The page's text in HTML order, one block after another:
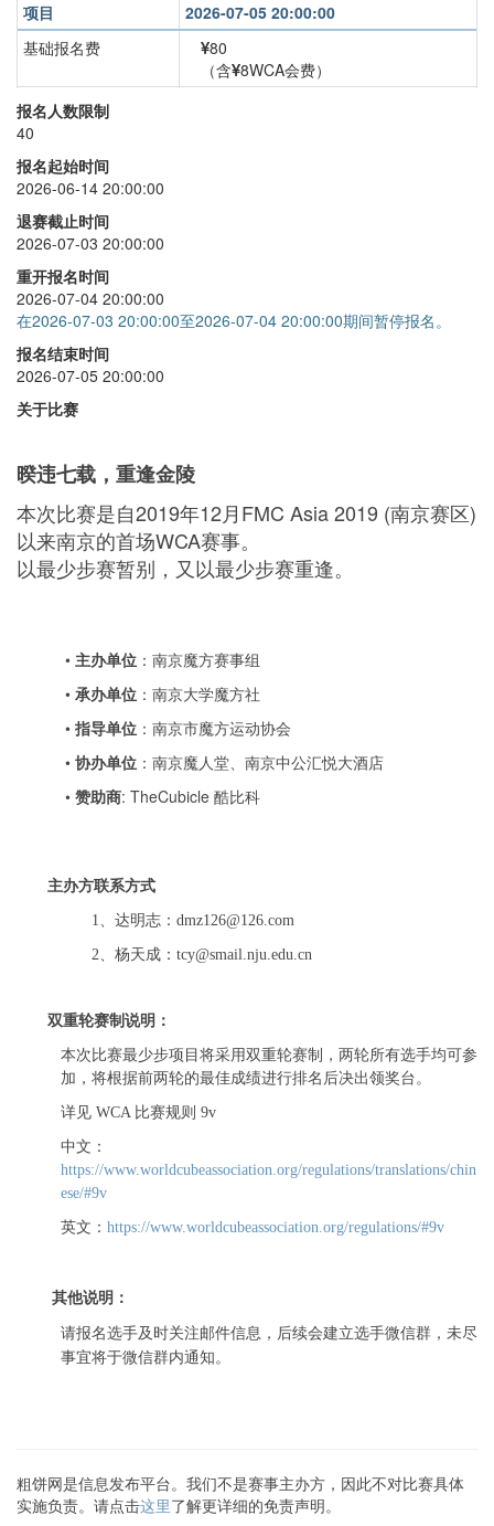
项目
2026-07-05 20:00:00
基础报名费
80
（含 8WCA会费）
最少步
报名人数限制
40
报名起始时间
2026-06-14 20:00:00
退赛截止时间
2026-07-03 20:00:00
重开报名时间
2026-07-04 20:00:00
在2026-07-03 20:00:00至2026-07-04 20:00:00期间暂停报名。
报名结束时间
2026-07-05 20:00:00
关于比赛
暌违七载，重逢金陵
本次比赛是自2019年12月FMC Asia 2019 (南京赛区)
以来南京的首场WCA赛事。
以最少步赛暂别，又以最少步赛重逢。
• 主办单位 ：南京魔方赛事组
• 承办单位 ：南京大学魔方社
• 指导单位 ：南京市魔方运动协会
• 协办单位 ：南京魔人堂、南京中公汇悦大酒店
• 赞助商: TheCubicle 酷比科
主办方联系方式
1、达明志：dmz126@126.com
2、杨天成：tcy@smail.nju.edu.cn
双重轮赛制说明：
本次比赛最少步项目将采用双重轮赛制，两轮所有选手均可参
加，将根据前两轮的最佳成绩进行排名后决出领奖台。
详见 WCA 比赛规则 9v
中文：
https://www.worldcubeassociation.org/regulations/translations/chin
ese/#9v
英文： https://www.worldcubeassociation.org/regulations/#9v
其他说明：
请报名选手及时关注邮件信息，后续会建立选手微信群，未尽
事宜将于微信群内通知。
粗饼网是信息发布平台。我们不是赛事主办方，因此不对比赛具体
实施负责。请点击这里了解更详细的免责声明。